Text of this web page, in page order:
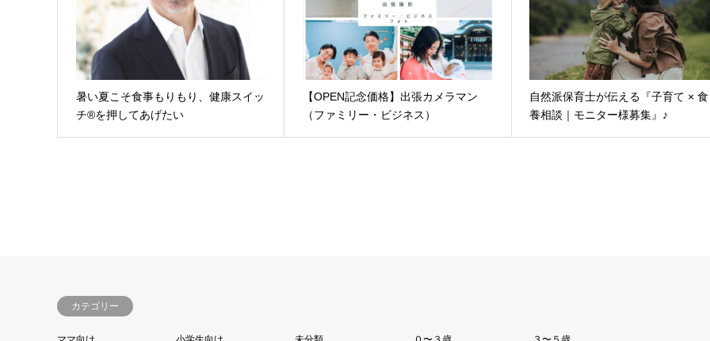
暑い夏こそ食事もりもり、健康スイッ
チ®を押してあげたい
【OPEN記念価格】出張カメラマン
（ファミリー・ビジネス）
自然派保育士が伝える『子育て × 食
養相談｜モニター様募集』♪
カテゴリー